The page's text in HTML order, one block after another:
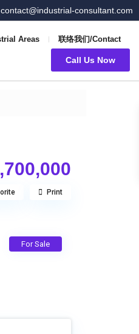
contact@industrial-consultant.com
Areas 联络我们/Contact
Call Us Now
Print
For Sale